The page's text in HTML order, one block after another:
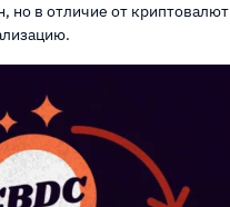
но в отличие от криптовалют